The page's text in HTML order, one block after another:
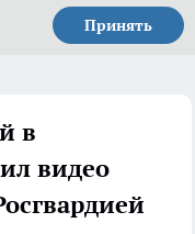
Принять
в
видео